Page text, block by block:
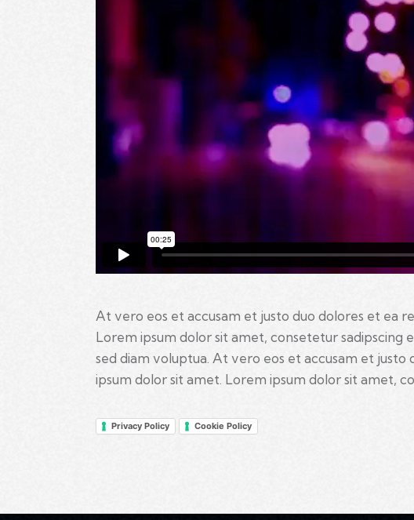
At vero eos et accusam et justo duo dolores et ea
Lorem ipsum dolor sit amet, consetetur
sed diam voluptua. At vero eos et accusam et
ipsum dolor sit amet. Lorem ipsum dolor sit amet,
Privacy Policy Cookie Policy